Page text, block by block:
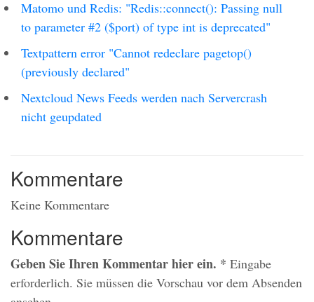
Matomo und Redis: "Redis::connect(): Passing null
to parameter #2 ($port) of type int is deprecated"
Textpattern error "Cannot redeclare pagetop()
(previously declared"
Nextcloud News Feeds werden nach Servercrash
nicht geupdated
Kommentare
Keine Kommentare
Kommentare
Geben Sie Ihren Kommentar hier ein. * Eingabe
erforderlich. Sie müssen die Vorschau vor dem Absenden